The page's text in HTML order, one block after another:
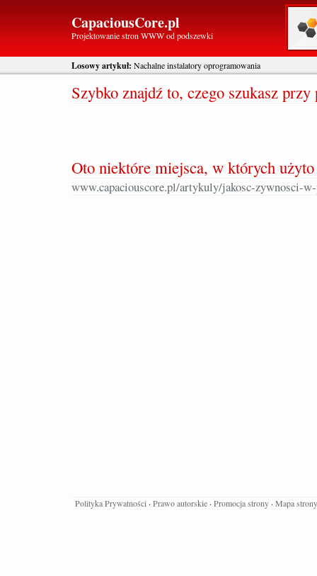
CapaciousCore.pl
Projektowanie stron WWW od podszewki
Losowy artykuł: Nachalne instalatory oprogramowania
Szybko znajdź to, czego szukasz
Oto niektóre miejsca, w których
www.capaciouscore.pl/artykuly/jakosc-zywnosci-
Polityka Prywatności · Prawo autorskie · Promocja strony · Mapa strony